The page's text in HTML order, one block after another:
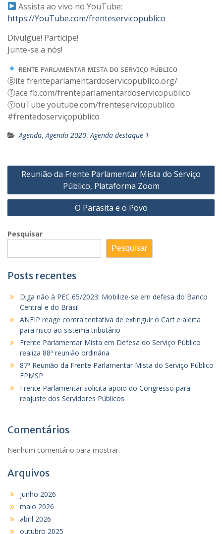
Assista ao vivo no YouTube:
https://YouTube.com/frenteservicopublico
Divulgue! Participe!
Junte-se a nós!
ғʀᴇɴᴛᴇ ᴘᴀʀʟᴀᴍᴇɴᴛᴀʀ ᴍɪsᴛᴀ ᴅᴏ sᴇʀᴠɪᴄ̧ᴏ ᴘᴜ́ʙʟɪᴄᴏ
ⓢite frenteparlamentardoservicopublico.org/
ⓕace fb.com/frenteparlamentardoservicopublico
ⓎouTube youtube.com/frenteservicopublico
#frentedoserviçopúblico
Agenda, Agenda 2020, Agenda destaque 1
Navegação
Post
Reunião da Frente Parlamentar Mista do Serviço
Público, Plataforma Zoom
O Parasita e o Povo
Pesquisar
Pesquisar
Posts recentes
Diga não à PEC 65/2023: Mobilize-se em defesa do Banco
Central e do Brasil
ANFIP reage contra tentativa de extinguir o Carf e alerta
para risco ao sistema tributário
Frente Parlamentar Mista em Defesa do Serviço Público
realiza 88ª reunião ordinária
87ª Reunião da Frente Parlamentar Mista do Serviço Público
FPMSP
Frente Parlamentar solicita apoio do Congresso para
reajuste dos Servidores Públicos
Comentários
Nenhum comentário para mostrar.
Arquivos
junho 2026
maio 2026
abril 2026
outubro 2025